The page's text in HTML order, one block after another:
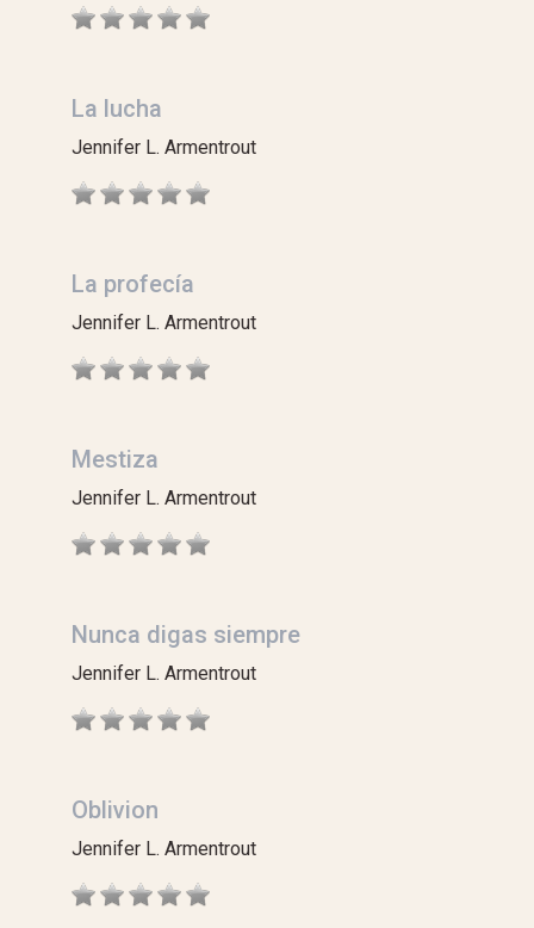
La lucha
Jennifer L. Armentrout
La profecía
Jennifer L. Armentrout
Mestiza
Jennifer L. Armentrout
Nunca digas siempre
Jennifer L. Armentrout
Oblivion
Jennifer L. Armentrout